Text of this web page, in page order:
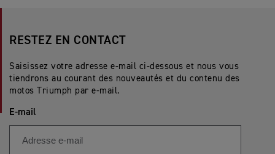
RESTEZ EN CONTACT
Saisissez votre adresse e-mail ci-dessous et nous vous
tiendrons au courant des nouveautés et du contenu des
motos Triumph par e-mail.
E-mail